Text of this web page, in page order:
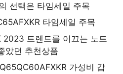
선택은 타임세일 주목
타임세일 주목
트렌드를 이끄는 노트
았던 추천상품
가성비 갑